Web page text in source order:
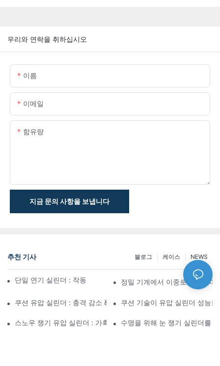
우리와 연락을 취하십시오
이름
이메일
함유량
지금 문의 사항을 보냅니다
추천 기사 NEWS
케이스
블로그
단일 연기 실린더 : 작동 방식 & 공통 응용 프로그램정밀 기계에서 이중로드 실린더
쿠션 유압 실린더 : 충격 감소 & 수명 연장쿠션 기술이 유압 실린더 성능
스노우 쟁기 유압 실린더 : 가혹한 겨울 조건을위한 주요 기능
수명을 위해 눈 쟁기 실린더를